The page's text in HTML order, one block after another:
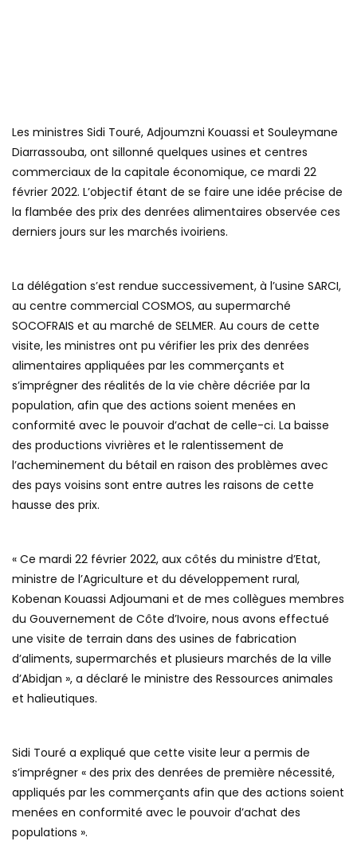
Les ministres Sidi Touré, Adjoumzni Kouassi et Souleymane
Diarrassouba, ont sillonné quelques usines et centres
commerciaux de la capitale économique, ce mardi 22
février 2022. L’objectif étant de se faire une idée précise de
la flambée des prix des denrées alimentaires observée ces
derniers jours sur les marchés ivoiriens.
La délégation s’est rendue successivement, à l’usine SARCI,
au centre commercial COSMOS, au supermarché
SOCOFRAIS et au marché de SELMER. Au cours de cette
visite, les ministres ont pu vérifier les prix des denrées
alimentaires appliquées par les commerçants et
s’imprégner des réalités de la vie chère décriée par la
population, afin que des actions soient menées en
conformité avec le pouvoir d’achat de celle-ci. La baisse
des productions vivrières et le ralentissement de
l’acheminement du bétail en raison des problèmes avec
des pays voisins sont entre autres les raisons de cette
hausse des prix.
« Ce mardi 22 février 2022, aux côtés du ministre d’Etat,
ministre de l’Agriculture et du développement rural,
Kobenan Kouassi Adjoumani et de mes collègues membres
du Gouvernement de Côte d’Ivoire, nous avons effectué
une visite de terrain dans des usines de fabrication
d’aliments, supermarchés et plusieurs marchés de la ville
d’Abidjan », a déclaré le ministre des Ressources animales
et halieutiques.
Sidi Touré a expliqué que cette visite leur a permis de
s’imprégner « des prix des denrées de première nécessité,
appliqués par les commerçants afin que des actions soient
menées en conformité avec le pouvoir d’achat des
populations ».